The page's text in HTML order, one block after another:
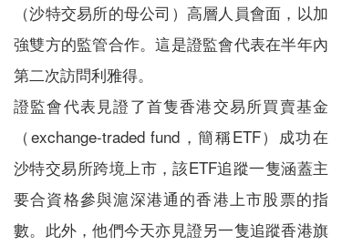
（沙特交易所的母公司）高層人員會面，以加
強雙方的監管合作。這是證監會代表在半年內
第二次訪問利雅得。
證監會代表見證了首隻香港交易所買賣基金
（exchange-traded fund，簡稱ETF）成功在
沙特交易所跨境上市，該ETF追蹤一隻涵蓋主
要合資格參與滬深港通的香港上市股票的指
數。此外，他們今天亦見證另一隻追蹤香港旗